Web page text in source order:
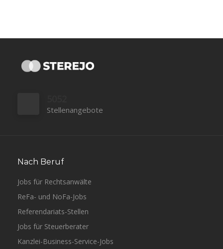
Stellenangebote
Nach Beruf
Jobs für Rechtsanwälte
ReFa- und NoFa-Jobs
Referendariats-Stellen
Jobs für Steuerberater
Kanzlei-Business-Service-Jobs